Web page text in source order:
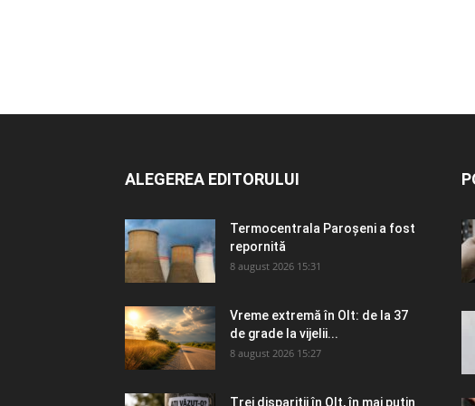
ALEGEREA EDITORULUI
Termocentrala Paroșeni a fost
repornită
8 august 2026 15:31
Vreme extremă în Olt: de la 37
de grade la vijelii...
8 august 2026 15:27
Trei dispariții în Olt, în mai puțin